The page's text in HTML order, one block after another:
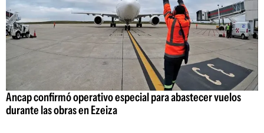
Ancap confirmó operativo especial para abastecer vuelos
durante las obras en Ezeiza